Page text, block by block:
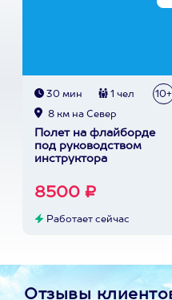
30 мин 1 чел 10+
8 км на Север
Полет на флайборде
под руководством
инструктора
8500 ₽
Работает сейчас
Отзывы